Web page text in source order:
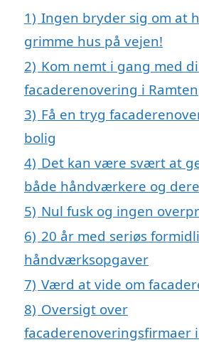
1) Ingen bryder sig om at
grimme hus på vejen!
2) Kom nemt i gang med
facaderenovering i Ramten
3) Få en tryg
bolig
4) Det kan være svært at
både håndværkere og
5) Nul fusk og ingen
6) 20 år med seriøs
håndværksopgaver
7) Værd at vide om
8) Oversigt over
facaderenoveringsfirmaer